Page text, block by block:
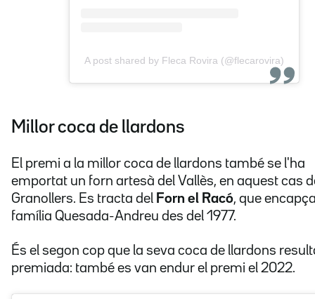
A post shared by Fleca Rovira (@flecarovira)
Millor coca de llardons
El premi a la millor coca de llardons també se l'ha
emportat un forn artesà del Vallès, en aquest cas
Granollers. Es tracta del Forn el Racó, que
família Quesada-Andreu des del 1977.
És el segon cop que la seva coca de llardons
premiada: també es van endur el premi el 2022.